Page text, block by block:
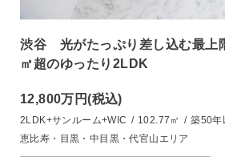
渋谷 光がたっぷり差し込む最上
㎡超のゆったり2LDK
12,800万円(税込)
2LDK+サンルーム+WIC / 102.77㎡ / 築50年
恵比寿・目黒・中目黒・代官山エリア